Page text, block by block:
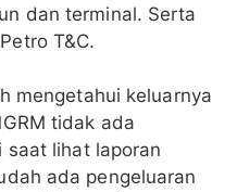
dan terminal. Serta
T&C.
mengetahui keluarnya
tidak ada
lihat laporan
ada pengeluaran